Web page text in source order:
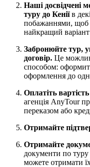
Наші досвідчені
туру до Кеніїв
побажаннями, щоб
найкращий
Забронюйте тур,
договір. Це
способом:
оформлення до
Оплатіть
агенція AnyTour
переказом або
Отримайте
Отримайте
документи по
можете отримати